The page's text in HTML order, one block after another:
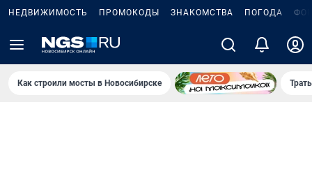
НЕДВИЖИМОСТЬ ПРОМОКОДЫ ЗНАКОМСТВА ПОГОДА
Как строили мосты в Новосибирске